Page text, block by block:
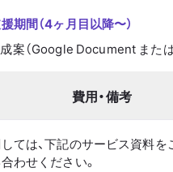
期間（4ヶ月目以降〜）
案（Google Document または
費用・備考
ては、下記のサービス資料を
わせください。